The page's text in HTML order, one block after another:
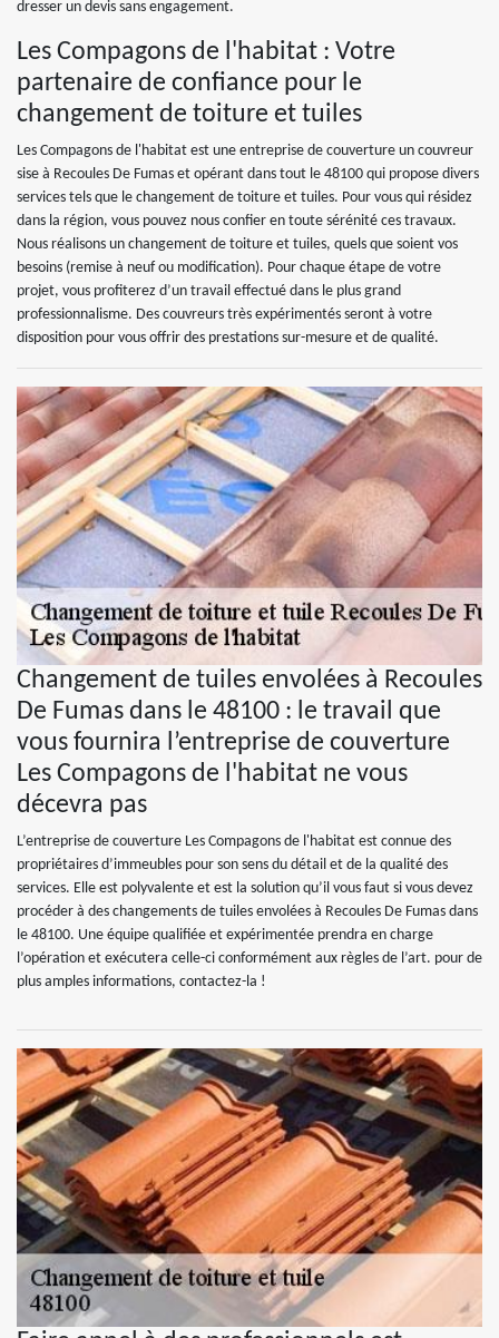
dresser un devis sans engagement.
Les Compagons de l'habitat : Votre
partenaire de confiance pour le
changement de toiture et tuiles
Les Compagons de l'habitat est une entreprise de couverture un couvreur
sise à Recoules De Fumas et opérant dans tout le 48100 qui propose divers
services tels que le changement de toiture et tuiles. Pour vous qui résidez
dans la région, vous pouvez nous confier en toute sérénité ces travaux.
Nous réalisons un changement de toiture et tuiles, quels que soient vos
besoins (remise à neuf ou modification). Pour chaque étape de votre
projet, vous profiterez d’un travail effectué dans le plus grand
professionnalisme. Des couvreurs très expérimentés seront à votre
disposition pour vous offrir des prestations sur-mesure et de qualité.
Changement de tuiles envolées à Recoules
De Fumas dans le 48100 : le travail que
vous fournira l’entreprise de couverture
Les Compagons de l'habitat ne vous
décevra pas
L’entreprise de couverture Les Compagons de l'habitat est connue des
propriétaires d’immeubles pour son sens du détail et de la qualité des
services. Elle est polyvalente et est la solution qu’il vous faut si vous devez
procéder à des changements de tuiles envolées à Recoules De Fumas dans
le 48100. Une équipe qualifiée et expérimentée prendra en charge
l’opération et exécutera celle-ci conformément aux règles de l’art. pour de
plus amples informations, contactez-la !